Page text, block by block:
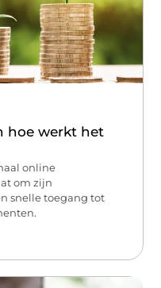
hoe werkt het
online
om zijn
snelle toegang tot